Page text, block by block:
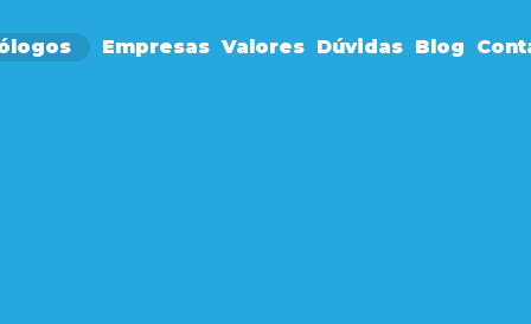
Empresas Valores Dúvidas Blog